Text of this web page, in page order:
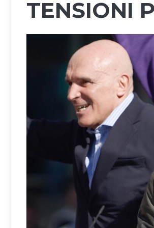
TENSIONI